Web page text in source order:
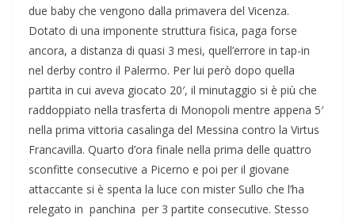
due baby che vengono dalla primavera del Vicenza.
Dotato di una imponente struttura fisica, paga forse
ancora, a distanza di quasi 3 mesi, quell’errore in tap-in
nel derby contro il Palermo. Per lui però dopo quella
partita in cui aveva giocato 20′, il minutaggio si è più che
raddoppiato nella trasferta di Monopoli mentre appena 5′
nella prima vittoria casalinga del Messina contro la Virtus
Francavilla. Quarto d’ora finale nella prima delle quattro
sconfitte consecutive a Picerno e poi per il giovane
attaccante si è spenta la luce con mister Sullo che l’ha
relegato in panchina per 3 partite consecutive. Stesso